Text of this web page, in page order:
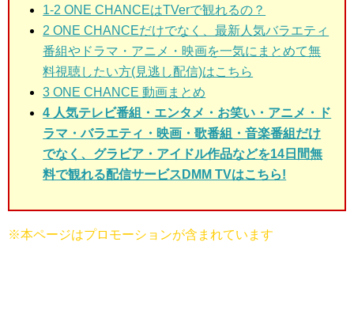
1-2 ONE CHANCEはTVerで観れるの？
2 ONE CHANCEだけでなく、最新人気バラエティ
番組やドラマ・アニメ・映画を一気にまとめて無
料視聴したい方(見逃し配信)はこちら
3 ONE CHANCE 動画まとめ
4 人気テレビ番組・エンタメ・お笑い・アニメ・ド
ラマ・バラエティ・映画・歌番組・音楽番組だけ
でなく、グラビア・アイドル作品などを14日間無
料で観れる配信サービスDMM TVはこちら!
※本ページはプロモーションが含まれています